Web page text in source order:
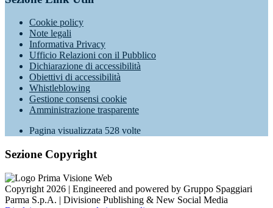
Cookie policy
Note legali
Informativa Privacy
Ufficio Relazioni con il Pubblico
Dichiarazione di accessibilità
Obiettivi di accessibilità
Whistleblowing
Gestione consensi cookie
Amministrazione trasparente
Pagina visualizzata 528 volte
Sezione Copyright
Copyright 2026 | Engineered and powered by Gruppo Spaggiari
Parma S.p.A. | Divisione Publishing & New Social Media